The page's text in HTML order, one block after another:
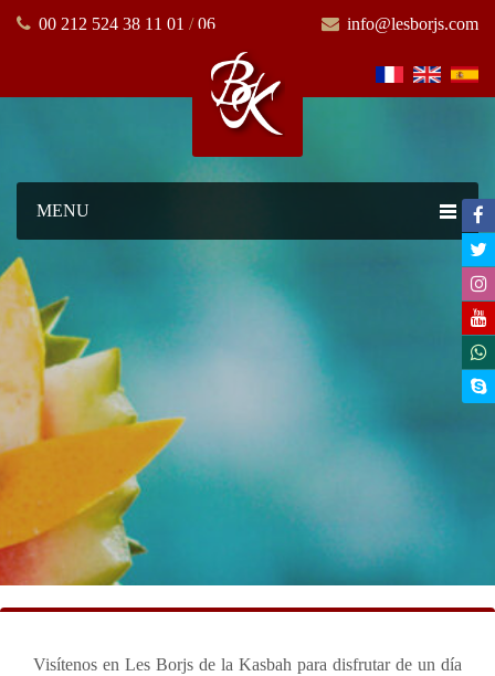
00 212 524 38 11 01 /06 info@lesborjs.com
MENU
Visítenos en Les Borjs de la Kasbah para disfrutar de un día